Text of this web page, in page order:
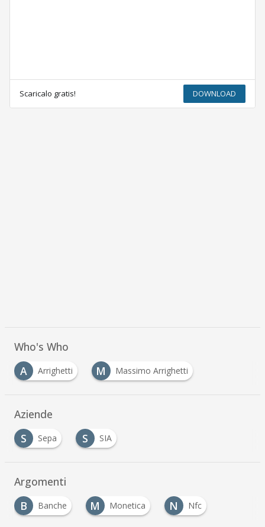
Scaricalo gratis! DOWNLOAD
Who's Who
A
Arrighetti M
Massimo Arrighetti
Aziende
S
Sepa S
SIA
Argomenti
B
Banche M Monetica N
Nfc